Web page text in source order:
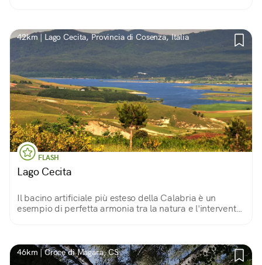
42km | Lago Cecita, Provincia di Cosenza, Italia
FLASH
Lago Cecita
Il bacino artificiale più esteso della Calabria è un
esempio di perfetta armonia tra la natura e l'intervento
46km | Croce di Magara, CS